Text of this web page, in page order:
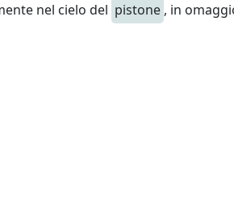
nel cielo del pistone , in